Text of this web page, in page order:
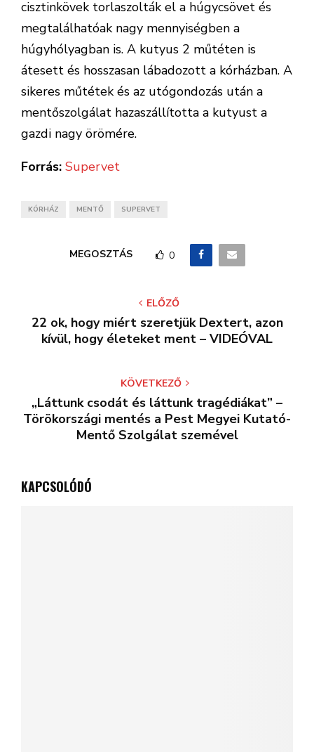
cisztinkövek torlaszolták el a húgycsövet és
megtalálhatóak nagy mennyiségben a
húgyhólyagban is. A kutyus 2 műtéten is
átesett és hosszasan lábadozott a kórházban. A
sikeres műtétek és az utógondozás után a
mentőszolgálat hazaszállította a kutyust a
gazdi nagy örömére.
Forrás: Supervet
KÓRHÁZ MENTŐ SUPERVET
MEGOSZTÁS 0
ELŐZŐ
22 ok, hogy miért szeretjük Dextert, azon
kívül, hogy életeket ment – VIDEÓVAL
KÖVETKEZŐ
„Láttunk csodát és láttunk tragédiákat” –
Törökországi mentés a Pest Megyei Kutató-
Mentő Szolgálat szemével
KAPCSOLÓDÓ